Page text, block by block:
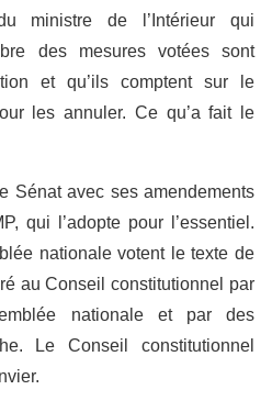
ministre de l’Intérieur qui
des mesures votées sont
et qu’ils comptent sur le
les annuler. Ce qu’a fait le
Sénat avec ses amendements
qui l’adopte pour l’essentiel.
nationale votent le texte de
au Conseil constitutionnel par
nationale et par des
Le Conseil constitutionnel